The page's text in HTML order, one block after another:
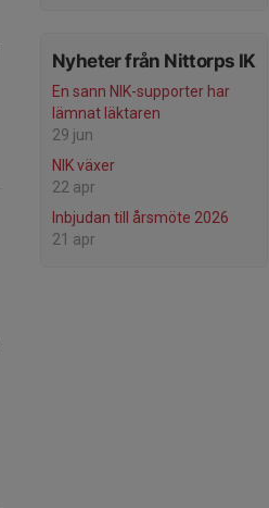
Nyheter från Nittorps IK
En sann NIK-supporter har
lämnat läktaren
29 jun
NIK växer
22 apr
Inbjudan till årsmöte 2026
21 apr